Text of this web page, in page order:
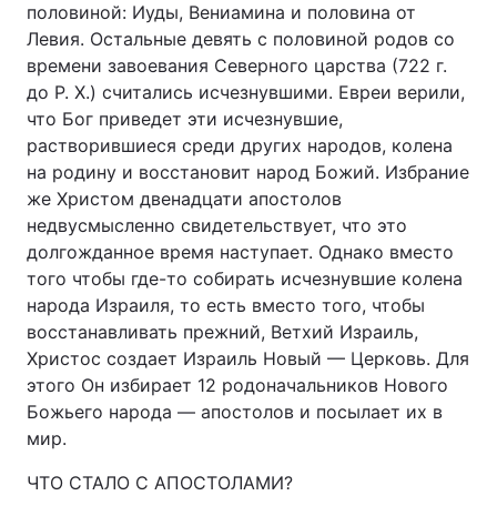
половиной: Иуды, Вениамина и половина от
Левия. Остальные девять с половиной родов со
времени завоевания Северного царства (722 г.
до Р. Х.) считались исчезнувшими. Евреи верили,
что Бог приведет эти исчезнувшие,
растворившиеся среди других народов, колена
на родину и восстановит народ Божий. Избрание
же Христом двенадцати апостолов
недвусмысленно свидетельствует, что это
долгожданное время наступает. Однако вместо
того чтобы где-то собирать исчезнувшие колена
народа Израиля, то есть вместо того, чтобы
восстанавливать прежний, Ветхий Израиль,
Христос создает Израиль Новый — Церковь. Для
этого Он избирает 12 родоначальников Нового
Божьего народа — апостолов и посылает их в
мир.
ЧТО СТАЛО С АПОСТОЛАМИ?